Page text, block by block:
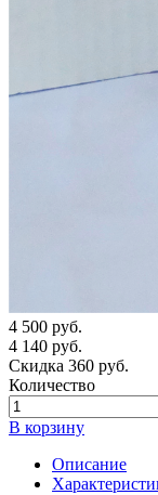
4 500 руб.
4 140 руб.
Скидка 360 руб.
Количество
В корзину
Описание